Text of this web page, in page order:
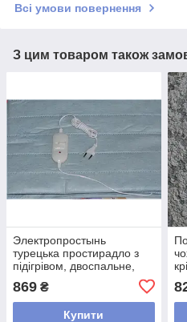
Всі умови повернення
З цим товаром також
Электропростынь
турецька простирадло з
підігрівом, двоспальне,
электропростынь 120х160
Блакитний
869 ₴
Купити